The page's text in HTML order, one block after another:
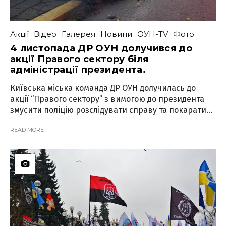
Акції Відео Галерея Новини ОУН-TV Фото
4 листопада ДР ОУН долучився до
акції Правого сектору біля
адміністрації президента.
Київська міська команда ДР ОУН долучилась до
акції “Правого сектору” з вимогою до президента
змусити поліцію розслідувати справу та покарати...
READ MORE